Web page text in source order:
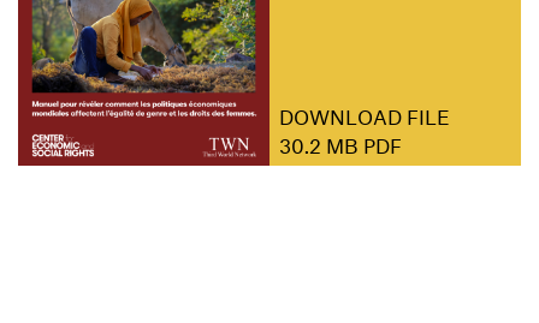
DOWNLOAD FILE
30.2 MB PDF